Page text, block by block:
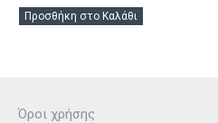
Προσθήκη στο Καλάθι
Όροι χρήσης